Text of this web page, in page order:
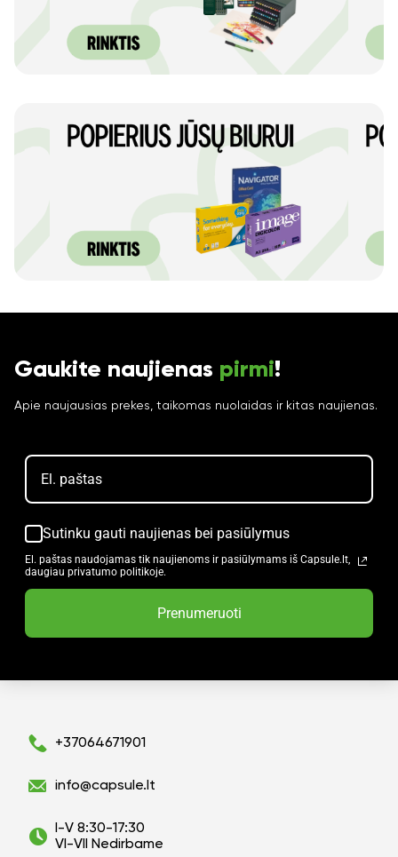
Gaukite naujienas pirmi!
Apie naujausias prekes, taikomas nuolaidas ir kitas naujienas.
Sutinku gauti naujienas bei pasiūlymus
El. paštas naudojamas tik naujienoms ir pasiūlymams iš Capsule.lt,
daugiau privatumo politikoje.
Prenumeruoti
+37064671901
info@capsule.lt
I-V 8:30-17:30
VI-VII Nedirbame